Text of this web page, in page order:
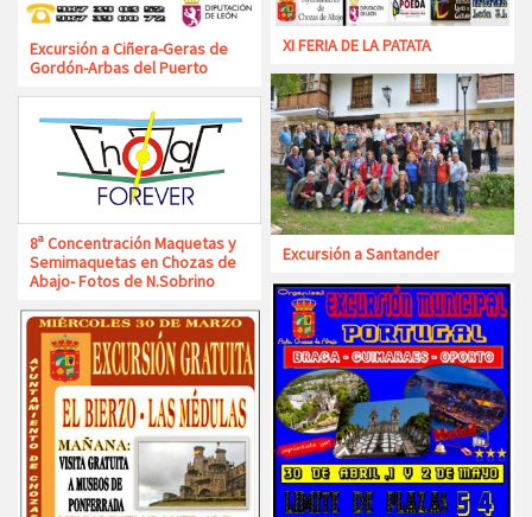
Excursión a Ciñera-Geras de
Gordón-Arbas del Puerto
XI FERIA DE LA PATATA
Excursión a Santander
8ª Concentración Maquetas y
Semimaquetas en Chozas de
Abajo- Fotos de N.Sobrino